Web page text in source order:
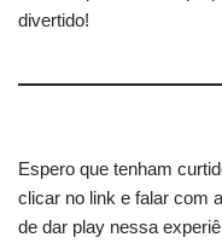
divertido!
Espero que tenham
clicar no link e falar com
de dar play nessa